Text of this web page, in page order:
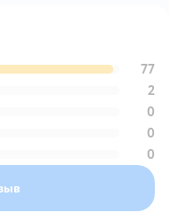
77
2
0
0
0